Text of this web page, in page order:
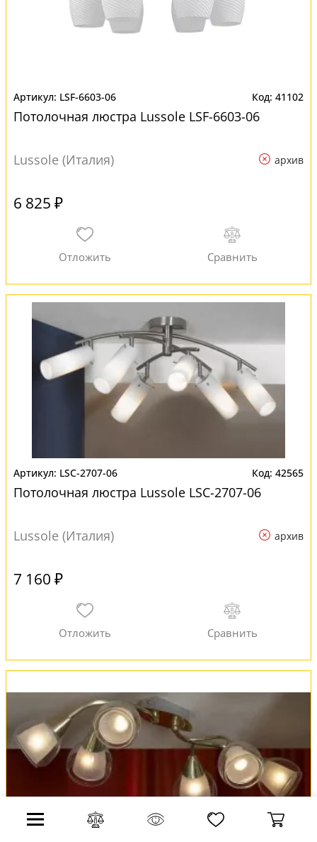
LSF-6603-06 41102
Потолочная люстра Lussole LSF-6603-06
Lussole (Италия) архив
6 825 ₽
LSC-2707-06 42565
Потолочная люстра Lussole LSC-2707-06
Lussole (Италия) архив
7 160 ₽